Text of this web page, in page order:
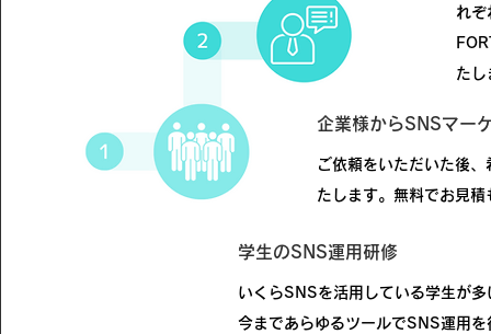
れぞ
たし
企業様からSNSマー
ご依頼をいただいた後
たします。 無料でお見積
学生のSNS運用研修
いくらSNSを活用している学生が
今まであらゆるツールでSNS運用